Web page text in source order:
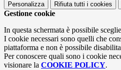
Personalizza Rifiuta tutti i cookies
Gestione cookie
In questa schermata è possibile
I cookie necessari sono quelli che
piattaforma e non è possibile
Per conoscere quali sono i cookie
visionare la COOKIE POLICY.